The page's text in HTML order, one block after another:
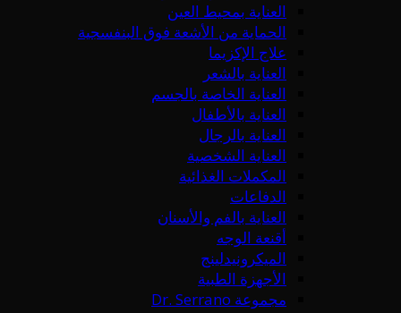
العناية بمحيط العين
الحماية من الأشعة فوق البنفسجية
علاج الإكزيما
العناية بالشعر
العناية الخاصة بالجسم
العناية بالأطفال
العناية بالرجال
العناية الشخصية
المكملات الغذائية
الدفاعات
العناية بالفم والأسنان
أقنعة الوجه
الميكرونيدلينج
الأجهزة الطبية
مجموعة Dr. Serrano